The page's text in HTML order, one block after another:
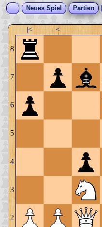
Neues Spiel Partien
|< <
8
7
6
5
4
3
2